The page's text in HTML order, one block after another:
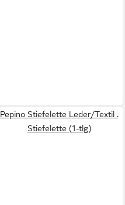
Pepino Stiefelette Leder/Textil .
Stiefelette (1-tlg)